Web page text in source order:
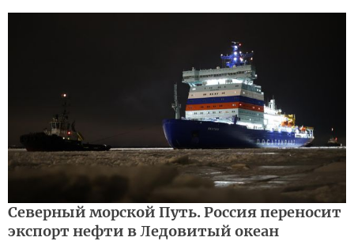
Северный морской Путь. Россия переносит
экспорт нефти в Ледовитый океан